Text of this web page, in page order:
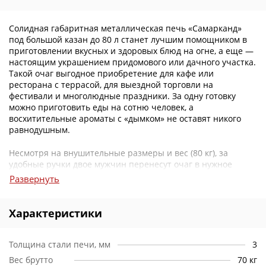
Солидная габаритная металлическая печь «Самарканд»
под большой казан до 80 л станет лучшим помощником в
приготовлении вкусных и здоровых блюд на огне, а еще —
настоящим украшением придомового или дачного участка.
Такой очаг выгодное приобретение для кафе или
ресторана с террасой, для выездной торговли на
фестивали и многолюдные праздники. За одну готовку
можно приготовить еды на сотню человек, а
восхитительные ароматы с «дымком» не оставят никого
равнодушным.
Несмотря на внушительные размеры и вес (80 кг), за
удобные ручки двое мужчин перенесут очаг в нужное
место без труда, а для транспортировки и хранения его
можно разобрать за несколько минут — дымоход и столики
Характеристики и особенности:
Даная модель «Самарканд» изготовлена из стали, на
выбор покупателя есть модификация со стенками в 3 мм
Развернуть
Характеристики
Толщина стали печи, мм
3
Вес брутто
70 кг